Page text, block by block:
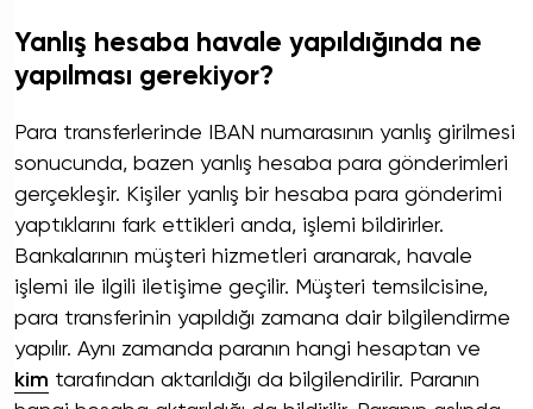
Yanlış hesaba havale yapıldığında ne
yapılması gerekiyor?
Para transferlerinde IBAN numarasının yanlış girilmesi
sonucunda, bazen yanlış hesaba para gönderimleri
gerçekleşir. Kişiler yanlış bir hesaba para gönderimi
yaptıklarını fark ettikleri anda, işlemi bildirirler.
Bankalarının müşteri hizmetleri aranarak, havale
işlemi ile ilgili iletişime geçilir. Müşteri temsilcisine,
para transferinin yapıldığı zamana dair bilgilendirme
yapılır. Aynı zamanda paranın hangi hesaptan ve
kim tarafından aktarıldığı da bilgilendirilir. Paranın